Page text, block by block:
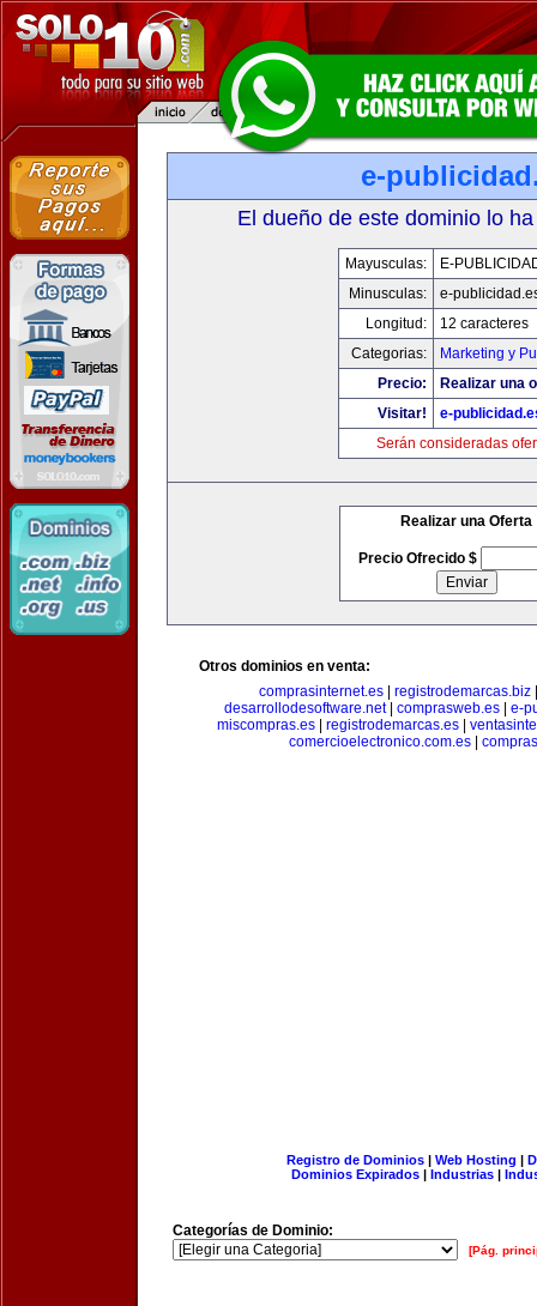
e-
El dueño de este dominio lo
Mayusculas:
E-
Minusculas:
e-
Longitud:
12 caracteres
Categorias:
Marketing y
Precio:
Realizar una
Visitar!
e-
Serán consideradas
Realizar una Oferta
Precio Ofrecido $
Otros dominios en venta:
comprasinternet.es
registrodemarcas.biz
desarrollodesoftware.net| comprasweb.es| e-
miscompras.es
registrodemarcas.es
comercioelectronico.com.es|
Registro de Dominios| Web Hosting |
Dominios Expirados | Industrias |
Categorías de Dominio:
[Pág.